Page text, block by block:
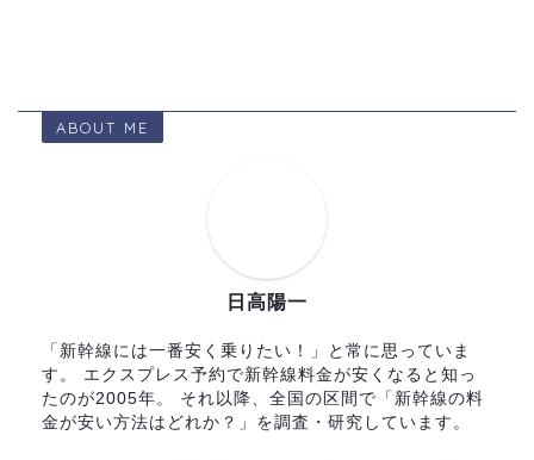
ABOUT ME
日高陽一
「新幹線には一番安く乗りたい！」と常に思っていま
す。 エクスプレス予約で新幹線料金が安くなると知っ
たのが2005年。 それ以降、全国の区間で「新幹線の料
金が安い方法はどれか？」を調査・研究しています。